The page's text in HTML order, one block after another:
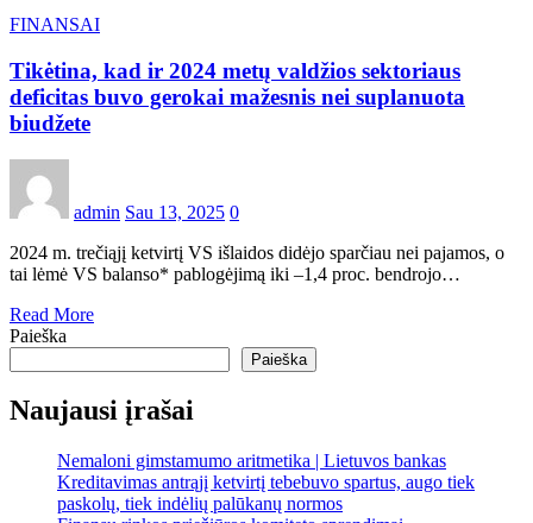
FINANSAI
Tikėtina, kad ir 2024 metų valdžios sektoriaus
deficitas buvo gerokai mažesnis nei suplanuota
biudžete
admin Sau 13, 2025 0
2024 m. trečiąjį ketvirtį VS išlaidos didėjo sparčiau nei pajamos, o
tai lėmė VS balanso* pablogėjimą iki –1,4 proc. bendrojo…
Read More
Paieška
Paieška
Naujausi įrašai
Nemaloni gimstamumo aritmetika | Lietuvos bankas
Kreditavimas antrąjį ketvirtį tebebuvo spartus, augo tiek
paskolų, tiek indėlių palūkanų normos